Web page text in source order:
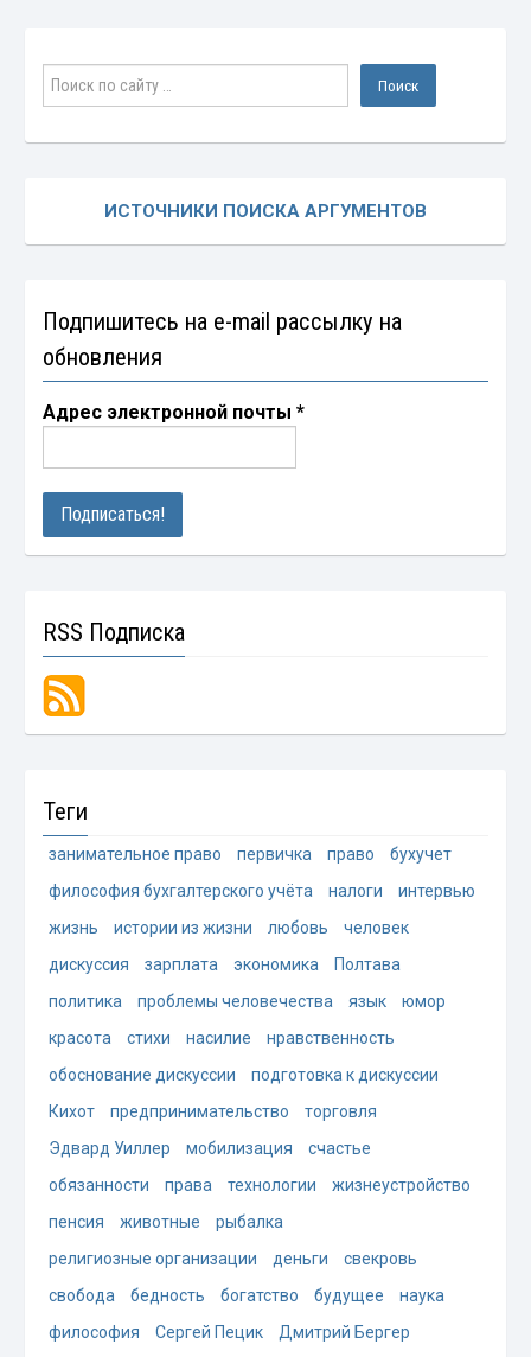
ИСТОЧНИКИ ПОИСКА АРГУМЕНТОВ
Подпишитесь на e-mail рассылку на
обновления
Адрес электронной почты*
RSS Подписка
Теги
занимательное право первичка право
бухучет
философия бухгалтерского учёта
налоги
интервью
жизнь
истории из жизни любовь
человек
дискуссия
зарплата экономика
Полтава
политика
проблемы человечества язык
юмор
красота
стихи насилие
нравственность
обоснование дискуссии
подготовка к дискуссии
Кихот
предпринимательство
торговля
Эдвард Уиллер
мобилизация
счастье
обязанности
права технологии
жизнеустройство
пенсия
животные
рыбалка
религиозные организации
деньги
свекровь
свобода
бедность богатство будущее
наука
философия
Сергей Пецик
Дмитрий Бергер